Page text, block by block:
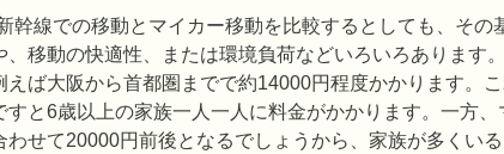
幹線での移動とマイカー移動を比較するとしても、そ
、移動の快適性、または環境負荷などいろいろあります
えば大阪から首都圏までで約14000円程度かかります。
すと6歳以上の家族一人一人に料金がかかります。一方
わせて20000円前後となるでしょうから、家族が多くい